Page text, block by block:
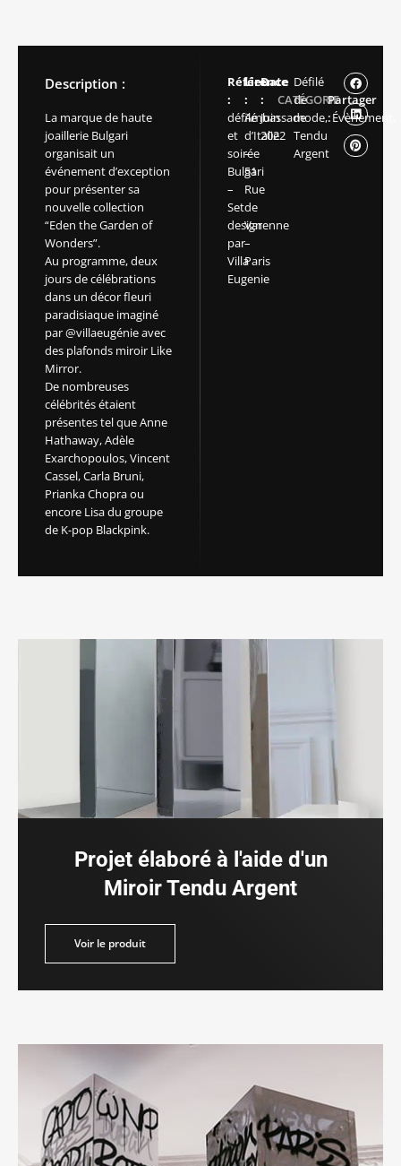
Description :
La marque de haute
joaillerie Bulgari
organisait un
événement d’exception
pour présenter sa
nouvelle collection
“Eden the Garden of
Wonders”.
Au programme, deux
jours de célébrations
dans un décor fleuri
paradisiaque imaginé
par @villaeugénie avec
des plafonds miroir Like
Mirror.
De nombreuses
célébrités étaient
présentes tel que Anne
Hathaway, Adèle
Exarchopoulos, Vincent
Cassel, Carla Bruni,
Prianka Chopra ou
encore Lisa du groupe
de K-pop Blackpink.
Référence
:
défilé
et
soirée
Bulgari
–
Set
design
par
Villa
Eugenie
Lieu
:
Ambassade
d’Italie
–
51
Rue
de
Varenne
–
Paris
Date
:
Juin
2022
CATÉGORIE
Défilé
de
mode, Évènement,
Tendu
Argent
Partager
:
Projet élaboré à l'aide d'un
Miroir Tendu Argent
Voir le produit